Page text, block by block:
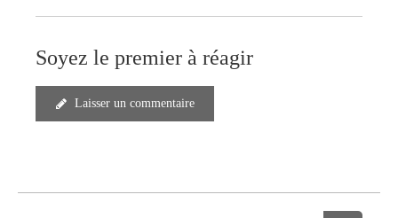
Soyez le premier à réagir
Laisser un commentaire